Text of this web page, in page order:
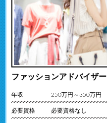
ファッションアドバイザー
年収 250万円～350万円
必要資格 必要資格なし